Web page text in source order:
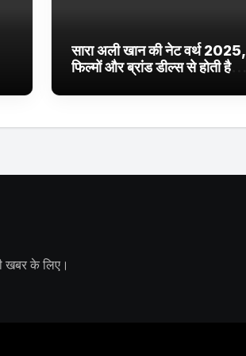
सारा अली खान की नेट वर्थ 2025,
फिल्मों और ब्रांड डील्स से होती है
खबर के लिए।